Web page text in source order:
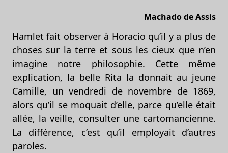
Machado de Assis
Hamlet fait observer à Horacio qu’il y a plus de
choses sur la terre et sous les cieux que n’en
imagine notre philosophie. Cette même
explication, la belle Rita la donnait au jeune
Camille, un vendredi de novembre de 1869,
alors qu’il se moquait d’elle, parce qu’elle était
allée, la veille, consulter une cartomancienne.
La différence, c’est qu’il employait d’autres
paroles.